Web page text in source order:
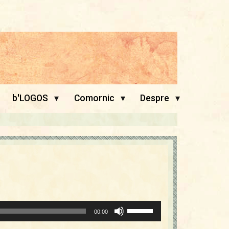
b'LOGOS ▾ Comornic ▾ Despre ▾
00:00
tastele